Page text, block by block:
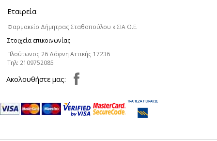
Εταιρεία
Φαρμακείο Δήμητρας Σταθοπούλου κ ΣΙΑ Ο.Ε.
Στοιχεία επικοινωνίας
Πλούτωνος 26 Δάφνη Αττικής 17236
Τηλ: 2109752085
Aκολουθήστε μας: